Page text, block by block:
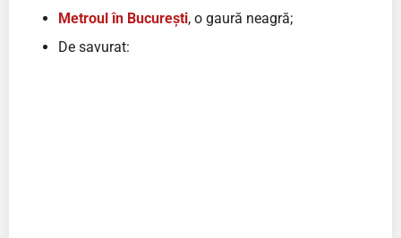
Metroul în București, o gaură neagră;
De savurat: